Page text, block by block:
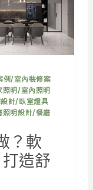
例/室內裝修案
照明/室內照明
計/臥室燈具
照明設計/餐廳
？軟
造舒